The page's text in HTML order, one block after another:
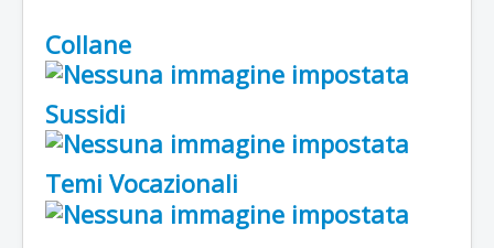
Collane
Sussidi
Temi Vocazionali